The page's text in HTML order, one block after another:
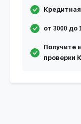
от 3000 до
Получите
проверки